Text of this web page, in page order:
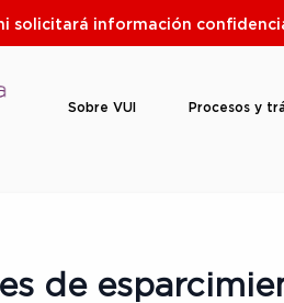
solicitará información
Sobre VUI Procesos y
de